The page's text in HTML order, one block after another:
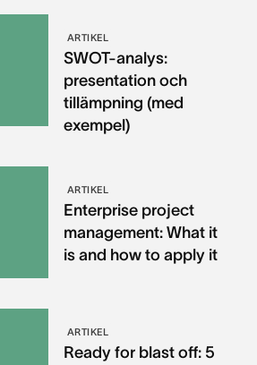
ARTIKEL
SWOT-analys:
presentation och
tillämpning (med
exempel)
ARTIKEL
Enterprise project
management: What it
is and how to apply it
ARTIKEL
Ready for blast off: 5